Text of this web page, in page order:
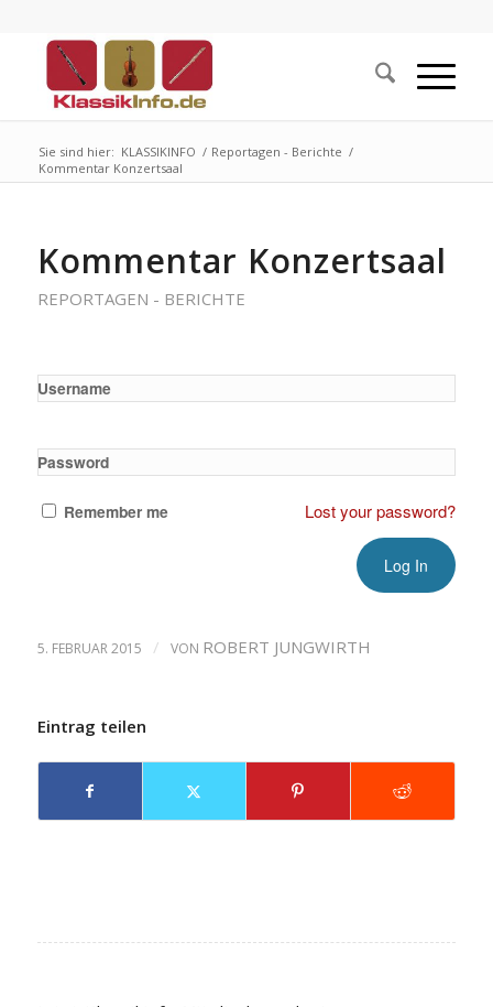
Sie sind hier: KLASSIKINFO / Reportagen - Berichte /
Kommentar Konzertsaal
Kommentar Konzertsaal
REPORTAGEN - BERICHTE
Username
Password
Remember me Lost your password?
5. FEBRUAR 2015 / VON ROBERT JUNGWIRTH
Eintrag teilen